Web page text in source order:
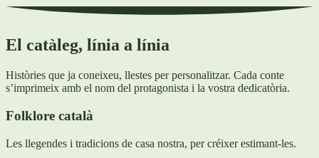
El catàleg, línia a línia
Històries que ja coneixeu, llestes per personalitzar. Cada conte
s’imprimeix amb el nom del protagonista i la vostra dedicatòria.
Folklore català
Les llegendes i tradicions de casa nostra, per créixer estimant-les.